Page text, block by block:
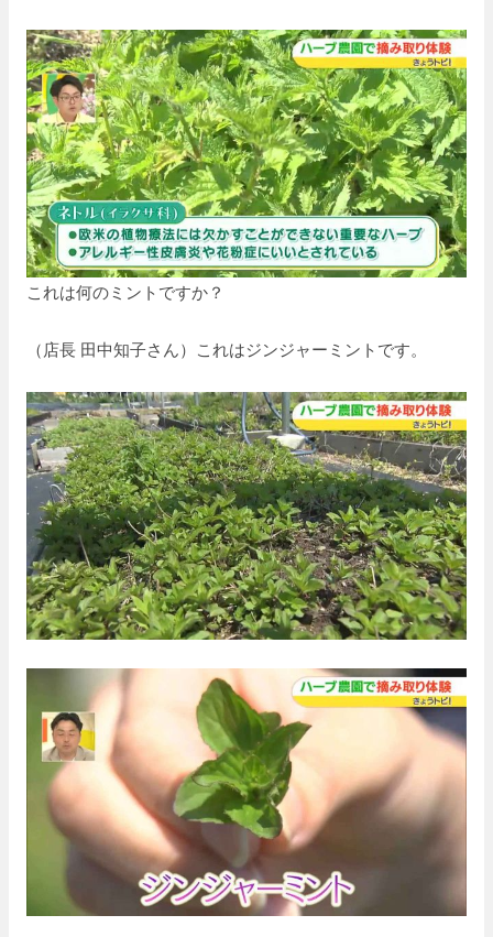
これは何のミントですか？
（店長 田中知子さん）これはジンジャーミントです。